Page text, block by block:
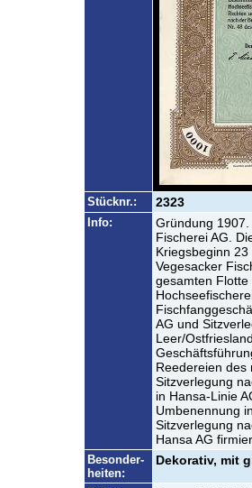
Stücknr.: 2323
Info:
Gründung
Fischerei AG.
Kriegsbeginn
Vegesacker
gesamten
AG und
Leer/
Reedereien des
Sitzverlegung
in Hansa-Linie
Umbenennung
Sitzverlegung
Hansa AG
Besonder-
heiten:
Dekorativ, mit